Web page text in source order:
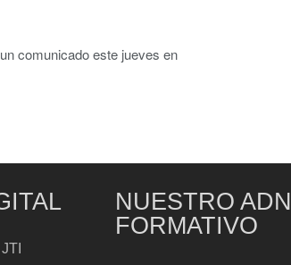
comunicado este jueves en
NUESTRO ADN
FORMATIVO